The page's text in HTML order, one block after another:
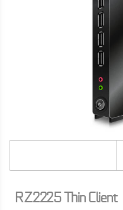
RZ2225 Thin Client